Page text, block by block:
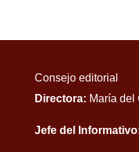
Consejo editorial
Directora: María del
Jefe del